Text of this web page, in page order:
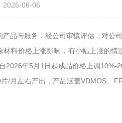
2026-06-06
品与服务，经公司审慎评估，对公司
料价格上涨影响，有小幅上涨的
年5月1日起成品价格上调10%-
/月左右产出，产品涵盖VDMOS、